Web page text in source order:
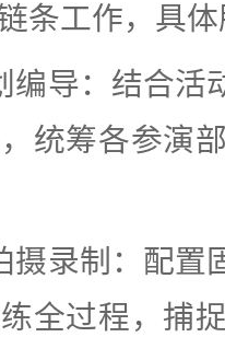
条工作，具
编导：结合活
统筹各参演
摄录制：配置
全过程，捕